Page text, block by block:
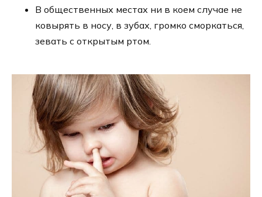
В общественных местах ни в коем случае не
ковырять в носу, в зубах, громко сморкаться,
зевать с открытым ртом.